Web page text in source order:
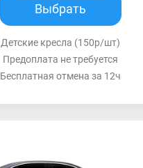
Выбрать
Детские кресла (150р/шт)
Предоплата не требуется
Бесплатная отмена за 12ч